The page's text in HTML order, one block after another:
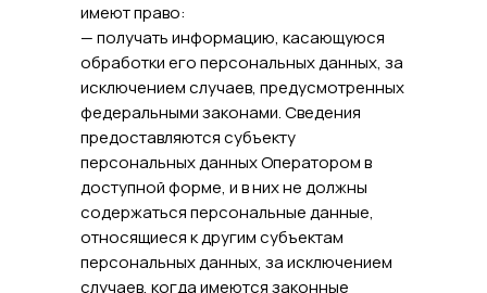
имеют право:
— получать информацию, касающуюся
обработки его персональных данных, за
исключением случаев, предусмотренных
федеральными законами. Сведения
предоставляются субъекту
персональных данных Оператором в
доступной форме, и в них не должны
содержаться персональные данные,
относящиеся к другим субъектам
персональных данных, за исключением
случаев, когда имеются законные